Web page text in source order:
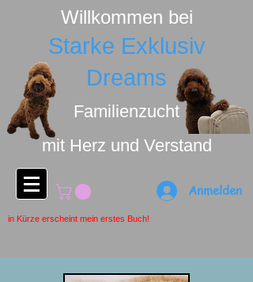
Willkommen bei
Starke Exklusiv
Dreams
Familienzucht
mit Herz und Verstand
Anmelden
in Kürze erscheint mein erstes Buch!